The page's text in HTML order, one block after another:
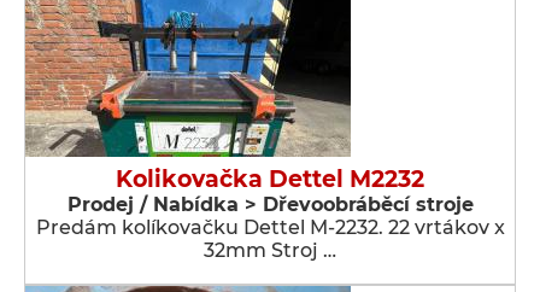
Kolikovačka Dettel M2232
Prodej / Nabídka > Dřevoobráběcí stroje
Predám kolíkovačku Dettel M-2232. 22 vrtákov x
32mm Stroj …